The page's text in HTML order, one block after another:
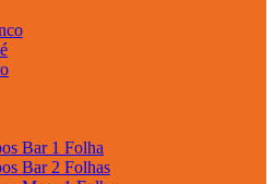
Bar 1 Folha
Bar 2 Folhas